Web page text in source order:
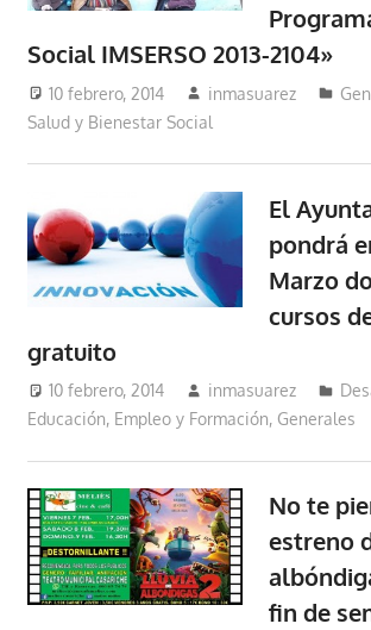
Social IMSERSO 2013-2104»
10 febrero, 2014 inmasuarez
Salud y Bienestar Social
El
pondrá
Marzo
cursos
gratuito
10 febrero, 2014 inmasuarez
Educación, Empleo y Formación, Generales
No te
estreno
fin de